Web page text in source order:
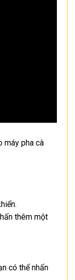
máy pha cà
thêm một
có thể nhấn